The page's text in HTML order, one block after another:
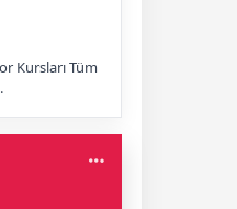
Kursları Tüm